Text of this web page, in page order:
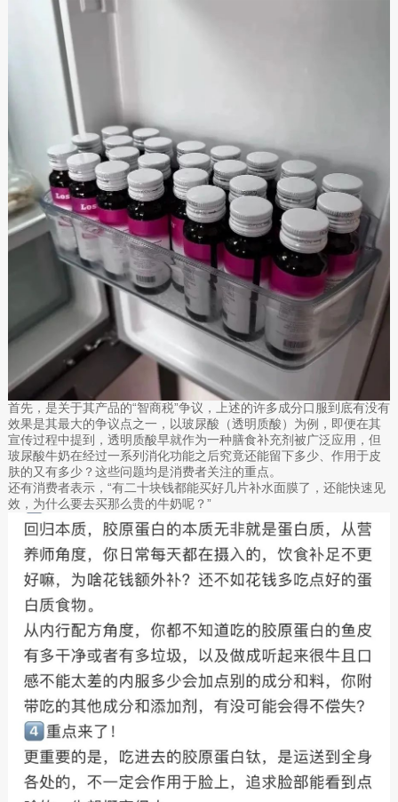
首先，是关于其产品的“智商税”争议，上述的许多成分口服到底有没有
效果是其最大的争议点之一，以玻尿酸（透明质酸）为例，即便在其
宣传过程中提到，透明质酸早就作为一种膳食补充剂被广泛应用，但
玻尿酸牛奶在经过一系列消化功能之后究竟还能留下多少、作用于皮
肤的又有多少？这些问题均是消费者关注的重点。
还有消费者表示，“有二十块钱都能买好几片补水面膜了，还能快速见
效，为什么要去买那么贵的牛奶呢？”